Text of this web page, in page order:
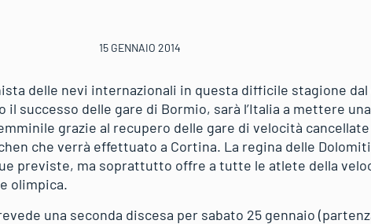
15 GENNAIO 2014
delle nevi internazionali in questa difficile stagione dal
il successo delle gare di Bormio, sarà l’Italia a mettere
grazie al recupero delle gare di velocità cancellate
che verrà effettuato a Cortina. La regina delle
previste, ma soprattutto offre a tutte le atlete della
olimpica.
una seconda discesa per sabato 25 gennaio